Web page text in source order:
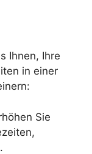
Ihnen, Ihre
in einer
Sie